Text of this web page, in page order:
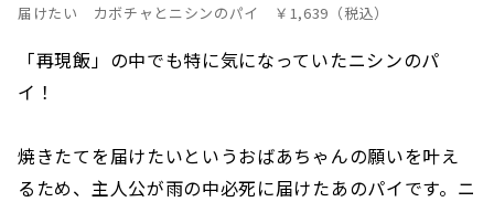
届けたい カボチャとニシンのパイ ￥1,639（税込）
「再現飯」の中でも特に気になっていたニシンのパ
イ！
焼きたてを届けたいというおばあちゃんの願いを叶え
るため、主人公が雨の中必死に届けたあのパイです。ニ